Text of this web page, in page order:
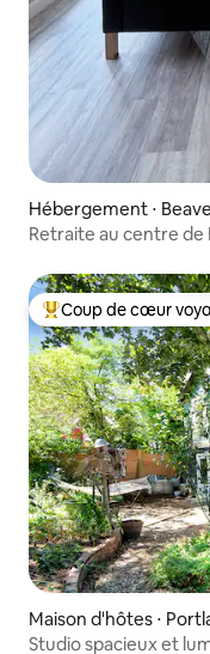
Hébergement ⋅
Retraite au centre de
Coups de cœur
Coup de cœur
Maison d'hôtes ⋅
Studio spacieux et